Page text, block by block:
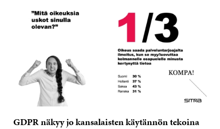
GDPR näkyy jo kansalaisten käytännön tekoina